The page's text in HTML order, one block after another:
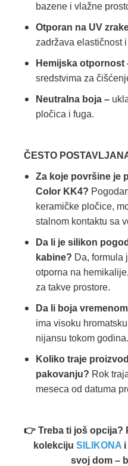
bazene i vlažne
Otporan na UV
zadržava elastičnost
Hemijska otpornost
sredstvima za
Neutralna boja –
pločica i fuga.
ČESTO
Za koje površine je
Color KK4?
keramičke pločice,
stalnom kontaktu sa
Da li je silikon
kabine? Da, formula
otporna na
za takve prostore.
Da li boja
ima visoku
nijansu tokom godina.
Koliko traje
pakovanju? Rok
meseca od datuma
👉 Treba ti još opcija?
kolekciju SILIKONA
svoj dom –